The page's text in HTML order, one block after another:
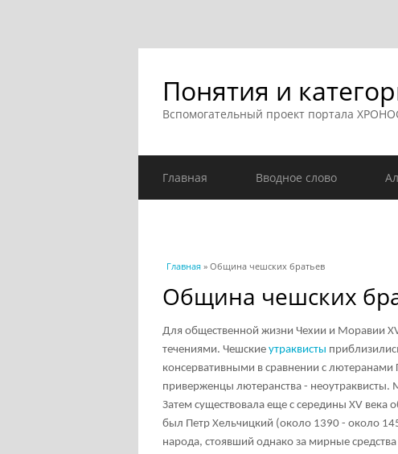
Понятия и
Вспомогательный проект портала
Главная Вводное слово
Вы здесь
Главная » Община чешских братьев
Община чешских
Для общественной жизни Чехии и Моравии
течениями. Чешские утраквисты
консервативными в сравнении с
приверженцы лютеранства -
Затем существовала еще с середины XV
был Петр Хельчицкий (около 1390 - около
народа, стоявший однако за мирные